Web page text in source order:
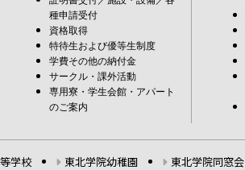
種申請受付
資格取得
特待生および優等生制度
学費その他の納付金
サークル・課外活動
専用寮・学生会館・アパート
のご案内
学校 東北学院幼稚園 東北学院同窓会